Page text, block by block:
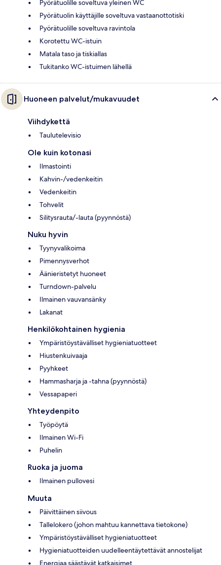
Pyörätuolille soveltuva yleinen WC
Pyörätuolin käyttäjille soveltuva vastaanottotiski
Pyörätuolille soveltuva ravintola
Korotettu WC-istuin
Matala taso ja tiskiallas
Tukitanko WC-istuimen lähellä
Huoneen palvelut/mukavuudet
Viihdykettä
Taulutelevisio
Ole kuin kotonasi
Ilmastointi
Kahvin-/vedenkeitin
Vedenkeitin
Tohvelit
Silitysrauta/-lauta (pyynnöstä)
Nuku hyvin
Tyynyvalikoima
Pimennysverhot
Äänieristetyt huoneet
Turndown-palvelu
Ilmainen vauvansänky
Lakanat
Henkilökohtainen hygienia
Ympäristöystävälliset hygieniatuotteet
Hiustenkuivaaja
Pyyhkeet
Hammasharja ja -tahna (pyynnöstä)
Vessapaperi
Yhteydenpito
Työpöytä
Ilmainen Wi-Fi
Puhelin
Ruoka ja juoma
Ilmainen pullovesi
Muuta
Päivittäinen siivous
Tallelokero (johon mahtuu kannettava tietokone)
Ympäristöystävälliset hygieniatuotteet
Hygieniatuotteiden uudelleentäytettävät annostelijat
Energiaa säästävät katkaisimet